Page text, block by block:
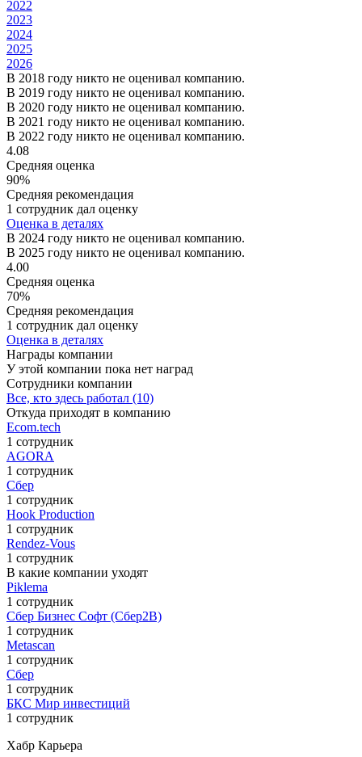
2022
2023
2024
2025
2026
В 2018 году никто не оценивал компанию.
В 2019 году никто не оценивал компанию.
В 2020 году никто не оценивал компанию.
В 2021 году никто не оценивал компанию.
В 2022 году никто не оценивал компанию.
4.08
Средняя оценка
90%
Средняя рекомендация
1 сотрудник дал оценку
Оценка в деталях
В 2024 году никто не оценивал компанию.
В 2025 году никто не оценивал компанию.
4.00
Средняя оценка
70%
Средняя рекомендация
1 сотрудник дал оценку
Оценка в деталях
Награды компании
У этой компании пока нет наград
Сотрудники компании
Все, кто здесь работал (10)
Откуда приходят в компанию
Ecom.tech
1 сотрудник
AGORA
1 сотрудник
Сбер
1 сотрудник
Hook Production
1 сотрудник
Rendez-Vous
1 сотрудник
В какие компании уходят
Piklema
1 сотрудник
Сбер Бизнес Софт (Сбер2B)
1 сотрудник
Metascan
1 сотрудник
Сбер
1 сотрудник
БКС Мир инвестиций
1 сотрудник
Хабр Карьера